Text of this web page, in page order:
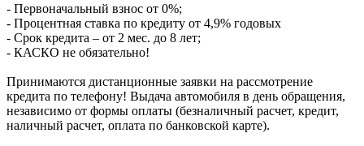
- Первоначальный взнос от 0%;
- Процентная ставка по кредиту от 4,9% годовых
- Срок кредита – от 2 мес. до 8 лет;
- КАСКО не обязательно!
Принимаются дистанционные заявки на рассмотрение
кредита по телефону! Выдача автомобиля в день обращения,
независимо от формы оплаты (безналичный расчет, кредит,
наличный расчет, оплата по банковской карте).